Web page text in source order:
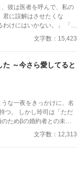
彼は医者を呼んで、私の
君に誤解はさせたくな
わけにはいかない。」 「君
の印をつけたまま、他の
い。」 彼は冷たく、けれ
ら、君を傷つけたりはしな
ず来て、席につけよ。」
し訳なく思っておりま
の文章はAI作品ではあり
います。 もし読んでくだ
ただけましたら、 本当に
文字数：15,423
た ～今さら愛してると
「ただ
ためβの婚約者との未来
文字数：12,313